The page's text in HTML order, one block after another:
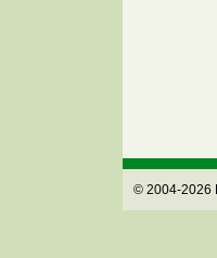
© 2004-2026